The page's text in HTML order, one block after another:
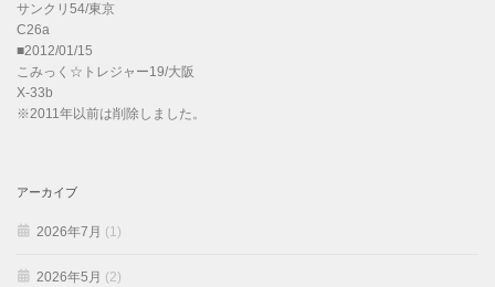
サンクリ54/東京
C26a
■2012/01/15
こみっく☆トレジャー19/大阪
X-33b
※2011年以前は削除しました。
アーカイブ
2026年7月 (1)
2026年5月 (2)